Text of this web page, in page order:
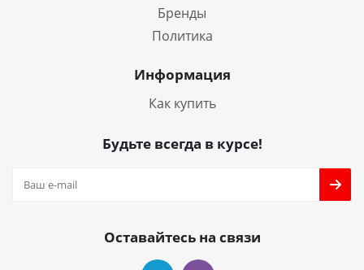
Бренды
Политика
Информация
Как купить
Будьте всегда в курсе!
Оставайтесь на связи